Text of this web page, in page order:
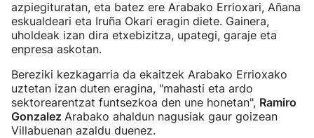
azpiegituratan, eta batez ere Arabako Errioxari, Añana
eskualdeari eta Iruña Okari eragin diete. Gainera,
uholdeak izan dira etxebizitza, upategi, garaje eta
enpresa askotan.
Bereziki kezkagarria da ekaitzek Arabako Errioxako
uztetan izan duten eragina, "mahasti eta ardo
sektorearentzat funtsezkoa den une honetan", Ramiro
Gonzalez Arabako ahaldun nagusiak gaur goizean
Villabuenan azaldu duenez.